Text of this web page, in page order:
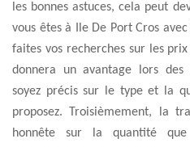
les bonnes astuces, cela peut
vous êtes à Ile De Port Cros
faites vos recherches sur les
donnera un avantage lors des
soyez précis sur le type et la
proposez. Troisièmement, la
honnête sur la quantité